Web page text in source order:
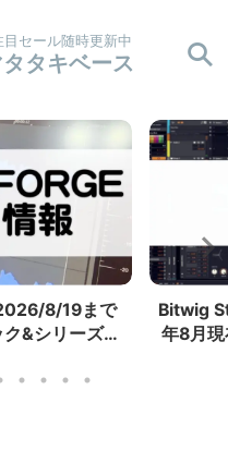
セール随時更新中
タキベース
8/19まで
&シリーズ比
Bitwig
年8月